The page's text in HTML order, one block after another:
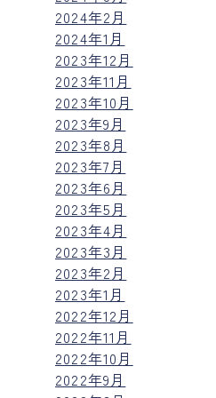
2024年2月
2024年1月
2023年12月
2023年11月
2023年10月
2023年9月
2023年8月
2023年7月
2023年6月
2023年5月
2023年4月
2023年3月
2023年2月
2023年1月
2022年12月
2022年11月
2022年10月
2022年9月